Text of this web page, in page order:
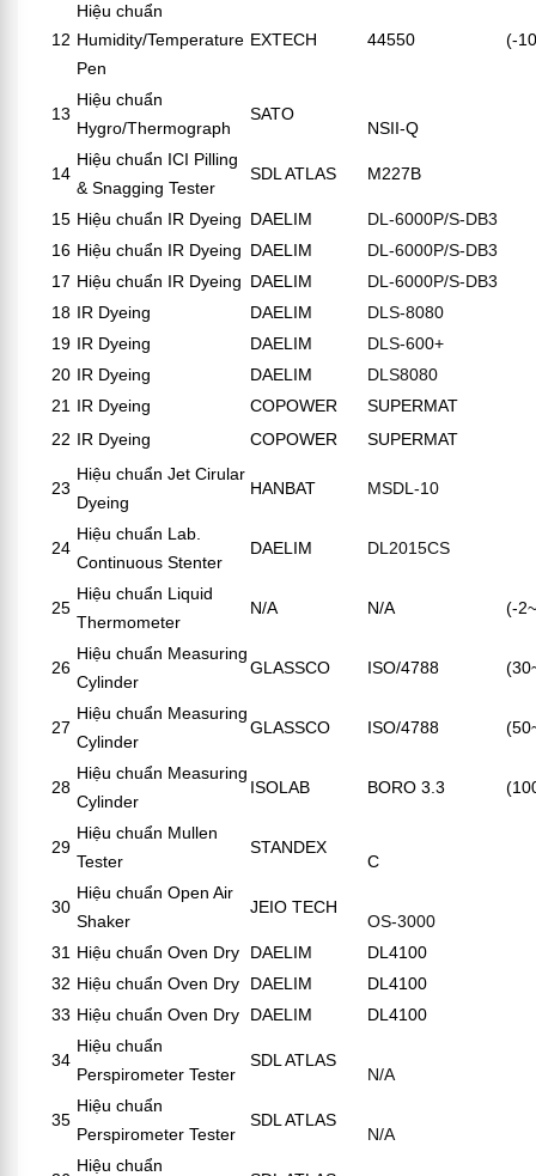
12
Hiệu chuẩn
Humidity/Temperature
Pen
EXTECH 44550 (-
13
Hiệu chuẩn
Hygro/Thermograph
SATO
NSII-Q
14
Hiệu chuẩn ICI Pilling
& Snagging Tester
SDL ATLAS M227B
15 Hiệu chuẩn IR Dyeing DAELIM
DL-6000P/S-DB3
16 Hiệu chuẩn IR Dyeing DAELIM
DL-6000P/S-DB3
17 Hiệu chuẩn IR Dyeing DAELIM
DL-6000P/S-DB3
18 IR Dyeing DAELIM
DLS-8080
19 IR Dyeing DAELIM
DLS-600+
20 IR Dyeing DAELIM
DLS8080
21 IR Dyeing COPOWER
SUPERMAT
22 IR Dyeing COPOWER SUPERMAT
23
Hiệu chuẩn Jet Cirular
Dyeing
HANBAT MSDL-10
24
Hiệu chuẩn Lab.
Continuous Stenter
DAELIM DL2015CS
25
Hiệu chuẩn Liquid
Thermometer
N/A N/A (-
26
Hiệu chuẩn Measuring
Cylinder
GLASSCO ISO/4788
27
Hiệu chuẩn Measuring
Cylinder
GLASSCO ISO/4788
28
Hiệu chuẩn Measuring
Cylinder
ISOLAB BORO 3.3
29
Hiệu chuẩn Mullen
Tester
STANDEX
C
30
Hiệu chuẩn Open Air
Shaker
JEIO TECH
OS-3000
31 Hiệu chuẩn Oven Dry DAELIM
DL4100
32 Hiệu chuẩn Oven Dry DAELIM
DL4100
33 Hiệu chuẩn Oven Dry DAELIM DL4100
34
Hiệu chuẩn
Perspirometer Tester
SDL ATLAS
N/A
35
Hiệu chuẩn
Perspirometer Tester
SDL ATLAS
N/A
Hiệu chuẩn